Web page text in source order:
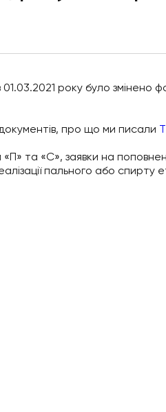
01.03.2021 року було
про що ми писали
та «С», заявки на
пального або спирту